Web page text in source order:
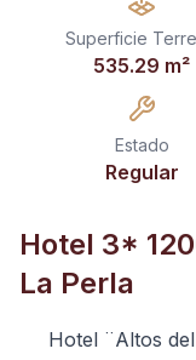
Superficie
535.29 m²
Estado
Regular
Hotel 3*
La Perla
Hotel ¨Altos